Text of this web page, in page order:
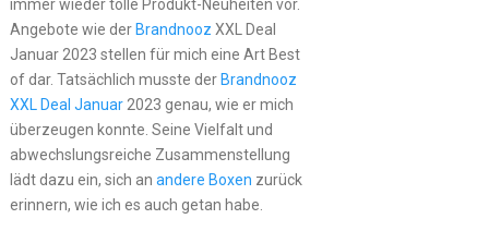
immer wieder tolle Produkt-Neuheiten vor.
Angebote wie derBrandnooz XXL Deal
Januar 2023 stellen für mich eine Art Best
of dar. Tatsächlich musste derBrandnooz
XXL Deal Januar2023 genau, wie er mich
überzeugen konnte. Seine Vielfalt und
abwechslungsreiche Zusammenstellung
lädt dazu ein, sich an andere Boxen zurück
erinnern, wie ich es auch getan habe.